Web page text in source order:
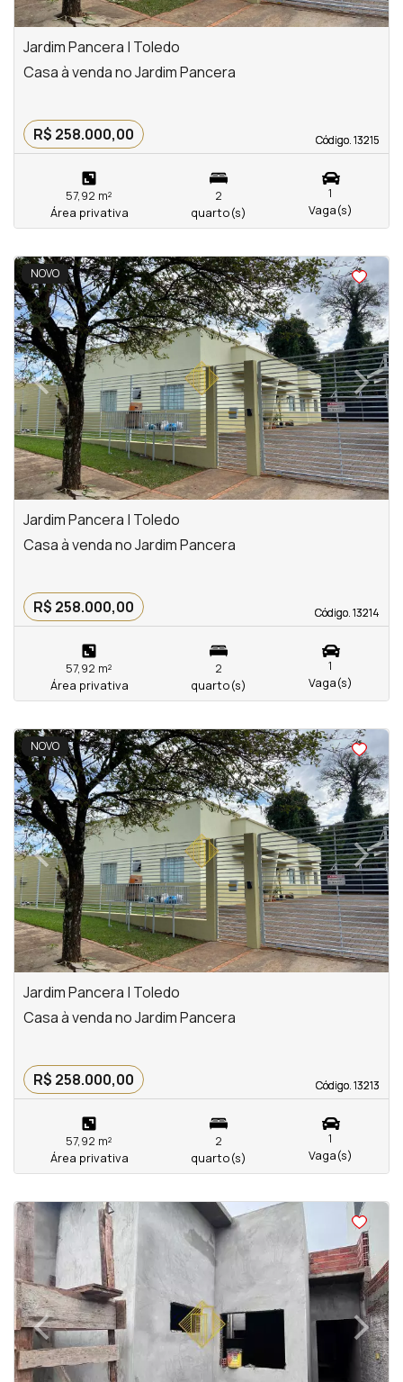
Jardim Pancera | Toledo
Código. 13215
Código. 13215
Casa à venda no Jardim Pancera
R$ 258.000,00
57,92 m²
Área privativa
2
quarto(s)
1
Vaga(s)
NOVO
<<<<
‹Previous ›
Next
Jardim Pancera | Toledo
Código. 13214
Código. 13214
Casa à venda no Jardim Pancera
R$ 258.000,00
57,92 m²
Área privativa
2
quarto(s)
1
Vaga(s)
NOVO
<<<<
‹Previous ›
Next
Jardim Pancera | Toledo
Código. 13213
Código. 13213
Casa à venda no Jardim Pancera
R$ 258.000,00
57,92 m²
Área privativa
2
quarto(s)
1
Vaga(s)
<<<<
‹Previous ›
Next